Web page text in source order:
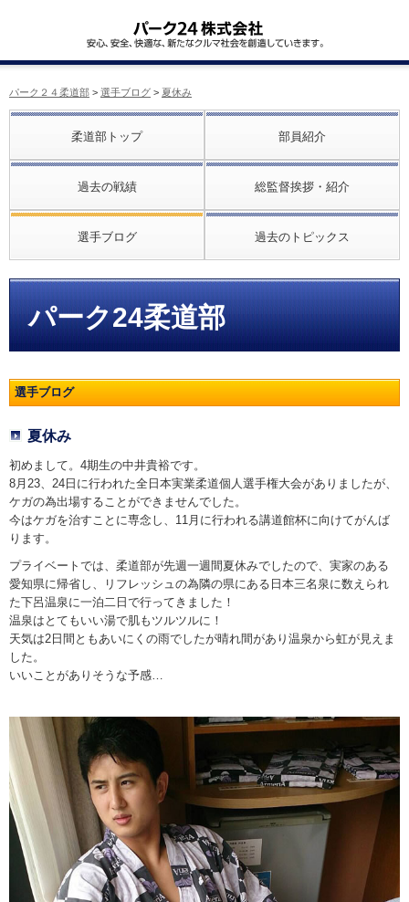
パーク２４柔道部 > 選手ブログ > 夏休み
柔道部トップ 部員紹介
過去の戦績 総監督挨拶・紹介
選手ブログ 過去のトピックス
パーク24柔道部
選手ブログ
夏休み
初めまして。4期生の中井貴裕です。
8月23、24日に行われた全日本実業柔道個人選手権大会がありましたが、
ケガの為出場することができませんでした。
今はケガを治すことに専念し、11月に行われる講道館杯に向けてがんば
ります。
プライベートでは、柔道部が先週一週間夏休みでしたので、実家のある
愛知県に帰省し、リフレッシュの為隣の県にある日本三名泉に数えられ
た下呂温泉に一泊二日で行ってきました！
温泉はとてもいい湯で肌もツルツルに！
天気は2日間ともあいにくの雨でしたが晴れ間があり温泉から虹が見えま
した。
いいことがありそうな予感…